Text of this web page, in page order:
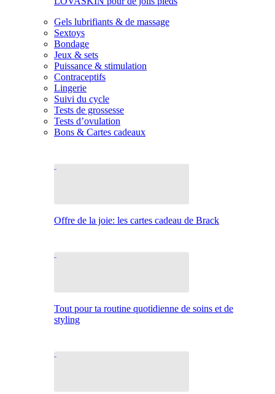
Gels lubrifiants & de massage
Sextoys
Bondage
Jeux & sets
Puissance & stimulation
Contraceptifs
Lingerie
Suivi du cycle
Tests de grossesse
Tests d’ovulation
Bons & Cartes cadeaux
Offre de la joie: les cartes cadeau de Brack
Tout pour ta routine quotidienne de soins et de
styling